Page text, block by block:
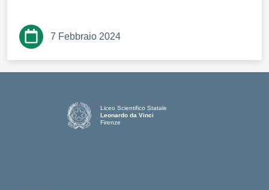
7 Febbraio 2024
Liceo Scientifico Statale
Leonardo da Vinci
Firenze